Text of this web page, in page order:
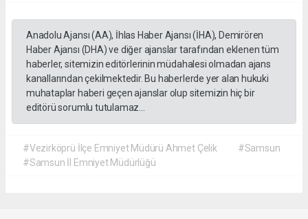
Anadolu Ajansı (AA), İhlas Haber Ajansı (İHA), Demirören
Haber Ajansı (DHA) ve diğer ajanslar tarafından eklenen tüm
haberler, sitemizin editörlerinin müdahalesi olmadan ajans
kanallarından çekilmektedir. Bu haberlerde yer alan hukuki
muhataplar haberi geçen ajanslar olup sitemizin hiç bir
editörü sorumlu tutulamaz...
#Vezirköprü İlçe Emniyet Müdürü Ahmet Çelik
#Samsun
#Samsun İl Emniyet Müdürlüğü